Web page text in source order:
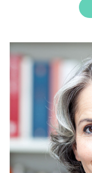
Soy una
humano y